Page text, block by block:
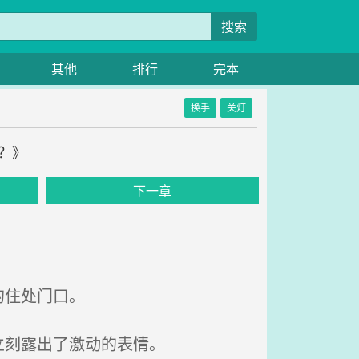
搜索
其他 排行 完本
换手 关灯
》
下一章
处门口。
露出了激动的表情。